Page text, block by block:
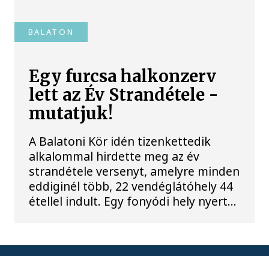
BALATON
Egy furcsa halkonzerv
lett az Év Strandétele -
mutatjuk!
A Balatoni Kör idén tizenkettedik
alkalommal hirdette meg az év
strandétele versenyt, amelyre minden
eddiginél több, 22 vendéglátóhely 44
étellel indult. Egy fonyódi hely nyert...